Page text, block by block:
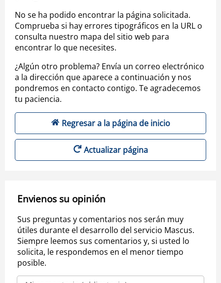
No se ha podido encontrar la página solicitada.
Comprueba si hay errores tipográficos en la URL o
consulta nuestro mapa del sitio web para
encontrar lo que necesites.
¿Algún otro problema? Envía un correo electrónico
a la dirección que aparece a continuación y nos
pondremos en contacto contigo. Te agradecemos
tu paciencia.
Regresar a la página de inicio
Actualizar página
Envienos su opinión
Sus preguntas y comentarios nos serán muy
útiles durante el desarrollo del servicio Mascus.
Siempre leemos sus comentarios y, si usted lo
solicita, le respondemos en el menor tiempo
posible.